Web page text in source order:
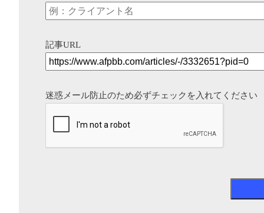
記事URL
迷惑メール防止のため必ずチェックを入れてください